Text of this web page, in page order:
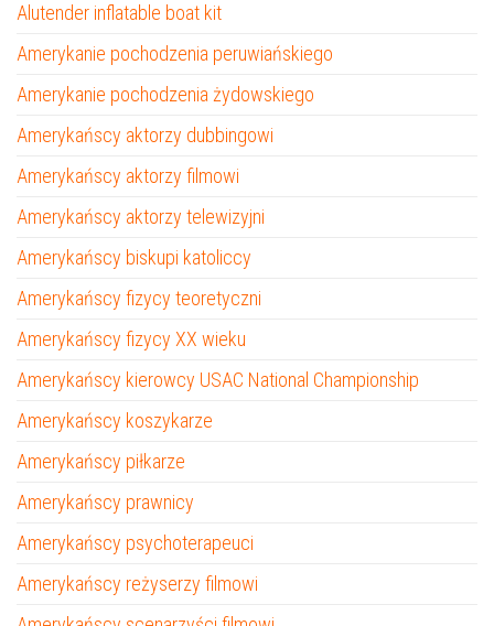
Alutender inflatable boat kit
Amerykanie pochodzenia peruwiańskiego
Amerykanie pochodzenia żydowskiego
Amerykańscy aktorzy dubbingowi
Amerykańscy aktorzy filmowi
Amerykańscy aktorzy telewizyjni
Amerykańscy biskupi katoliccy
Amerykańscy fizycy teoretyczni
Amerykańscy fizycy XX wieku
Amerykańscy kierowcy USAC National Championship
Amerykańscy koszykarze
Amerykańscy piłkarze
Amerykańscy prawnicy
Amerykańscy psychoterapeuci
Amerykańscy reżyserzy filmowi